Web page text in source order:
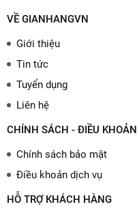
VỀ GIANHANGVN
Giới thiệu
Tin tức
Tuyển dụng
Liên hệ
CHÍNH SÁCH - ĐIỀU KHOẢN
Chính sách bảo mật
Điều khoản dịch vụ
HỖ TRỢ KHÁCH HÀNG